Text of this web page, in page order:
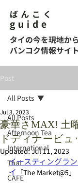
ばんこく
guide
タイの今を現地か
バンコク情報サイト
Post
All Posts
Afternoon Tea
International
Thai
CAFE
All Posts
豪華さMAX! 土
ドディナービュ
Jul 3, 2023
Updated:Jul 11, 2023
イースティングラ
イ 「The Market@5」